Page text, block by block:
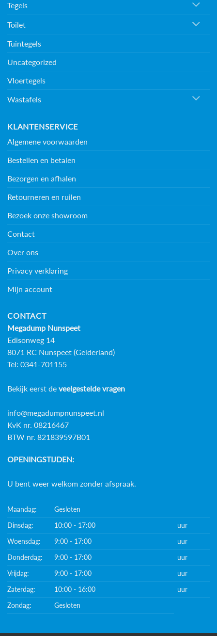
Tegels
Toilet
Tuintegels
Uncategorized
Vloertegels
Wastafels
KLANTENSERVICE
Algemene voorwaarden
Bestellen en betalen
Bezorgen en afhalen
Retourneren en ruilen
Bezoek onze showroom
Contact
Over ons
Privacy verklaring
Mijn account
CONTACT
Megadump Nunspeet
Edisonweg 14
8071 RC Nunspeet (Gelderland)
Tel: 0341-701155
Bekijk eerst de veelgestelde vragen
info@megadumpnunspeet.nl
KvK nr. 08216467
BTW nr. 821839597B01
OPENINGSTIJDEN:
U bent weer welkom zonder afspraak.
Maandag:
Gesloten
Dinsdag:
10:00 - 17:00
uur
Woensdag:
9:00 - 17:00
uur
Donderdag:
9:00 - 17:00
uur
Vrijdag:
9:00 - 17:00
uur
Zaterdag:
10:00 - 16:00
uur
Zondag:
Gesloten